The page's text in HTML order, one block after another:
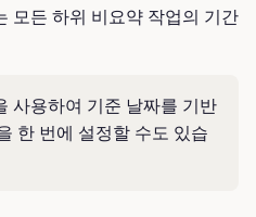
모든 하위 비요약 작업의 기간
사용하여 기준 날짜를 기반
한 번에 설정할 수도 있습